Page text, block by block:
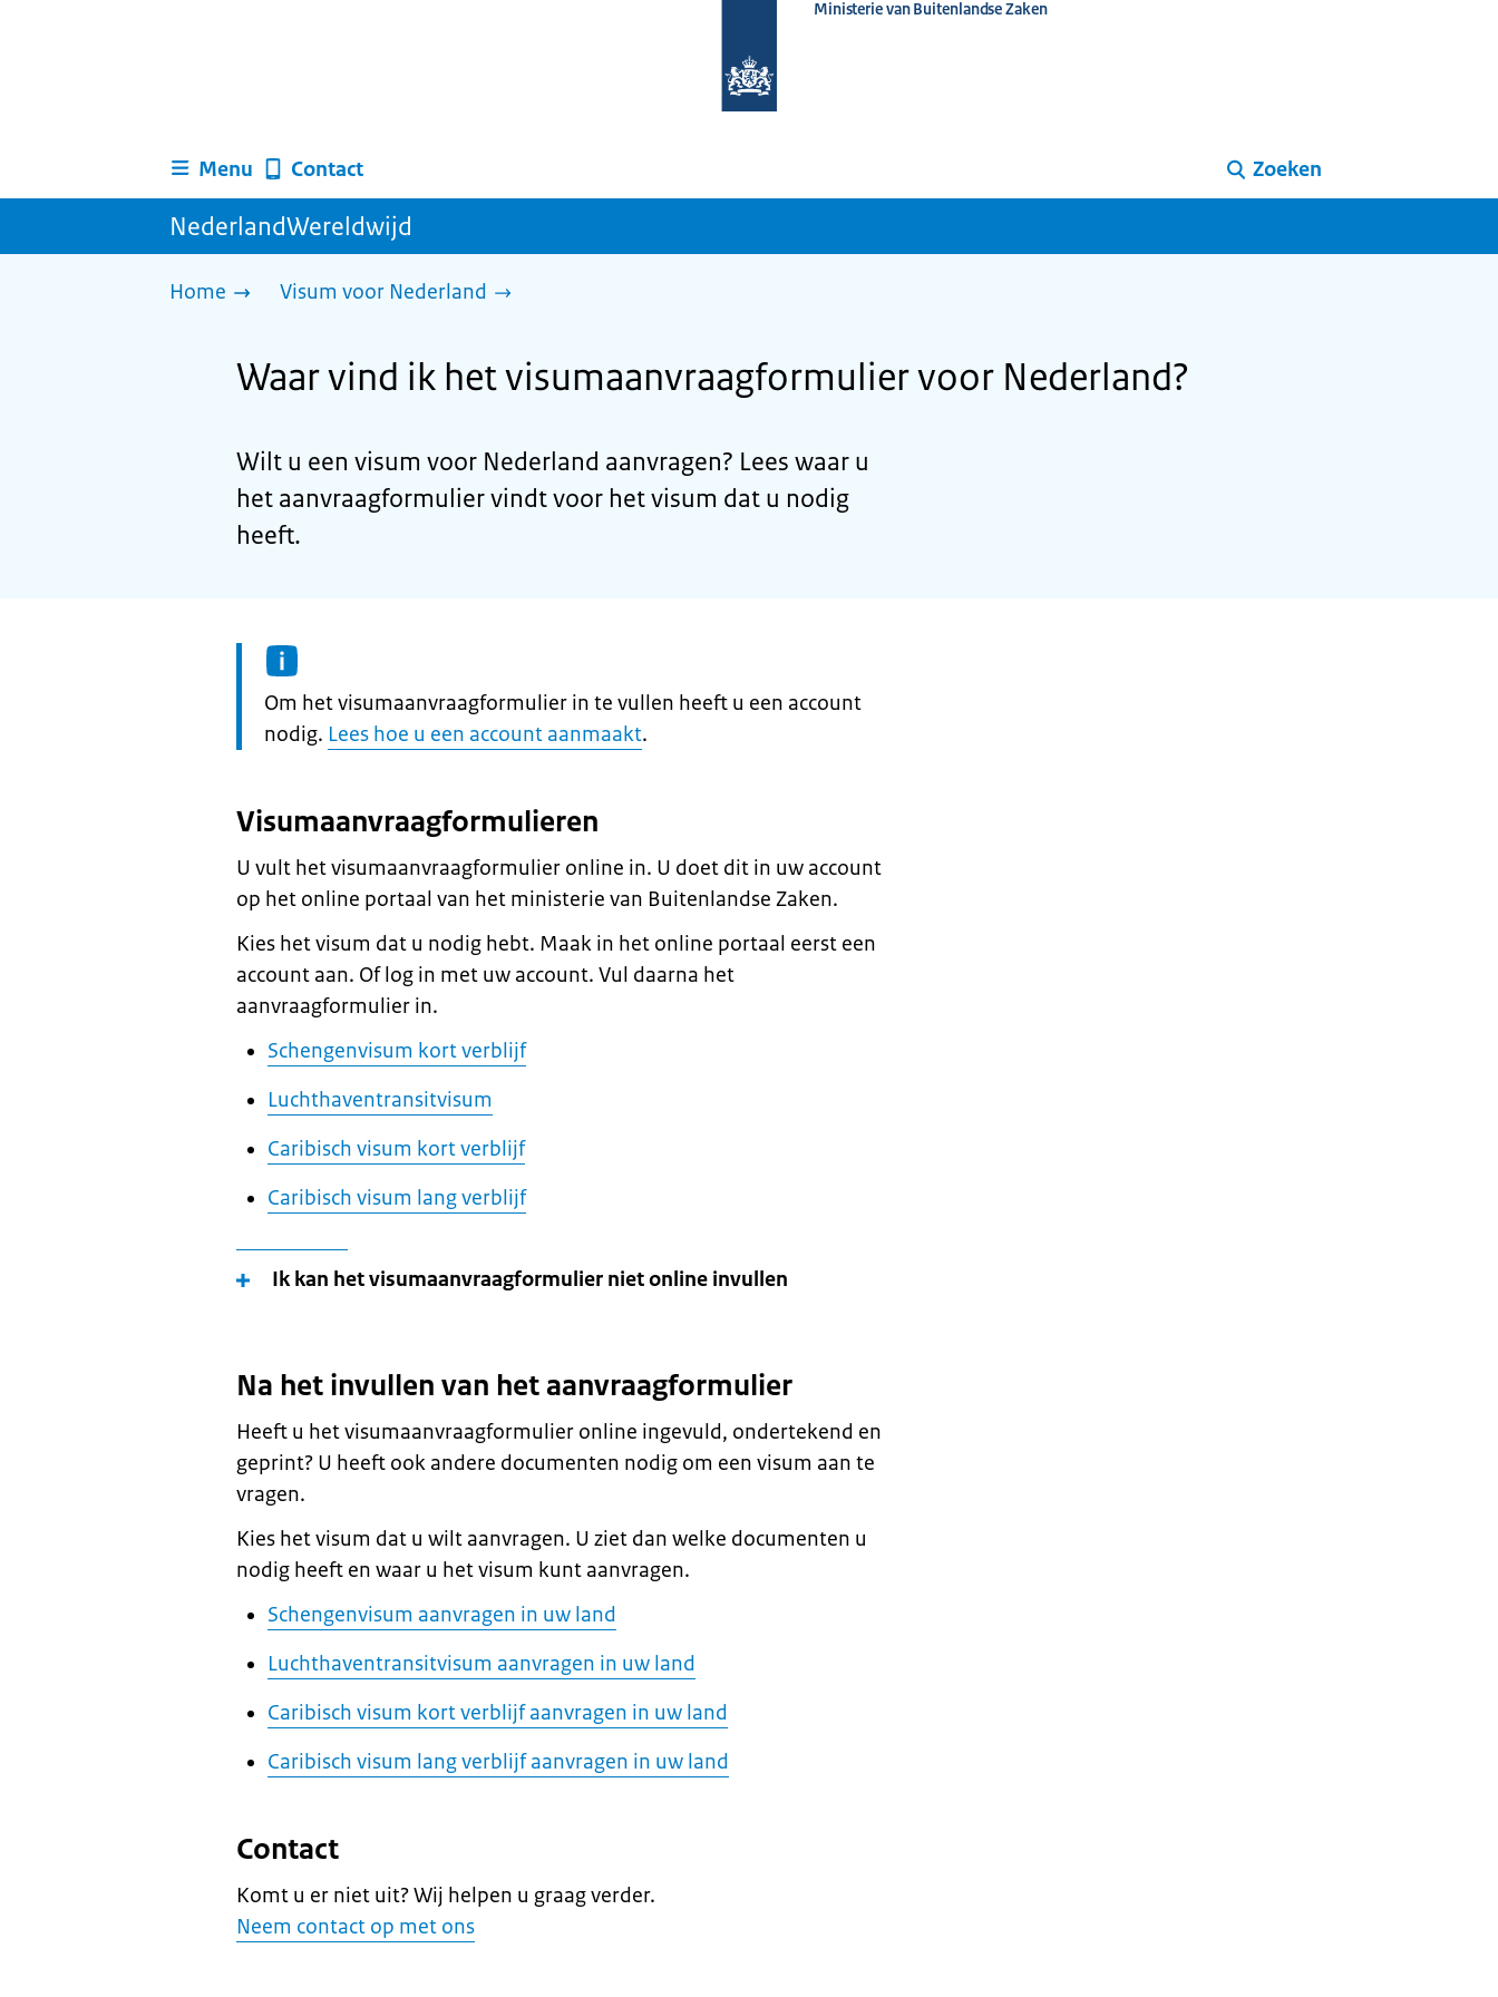
homepage
Ministerie van Buitenlandse Zaken
Menu Contact Zoeken
NederlandWereldwijd
Home Visum voor Nederland
Waar vind ik het visumaanvraagformulier voor Nederland?
Wilt u een visum voor Nederland aanvragen? Lees waar u
het aanvraagformulier vindt voor het visum dat u nodig
heeft.
Informatie:
Om het visumaanvraagformulier in te vullen heeft u een account
nodig. Lees hoe u een account aanmaakt.
Visumaanvraagformulieren
U vult het visumaanvraagformulier online in. U doet dit in uw account
op het online portaal van het ministerie van Buitenlandse Zaken.
Kies het visum dat u nodig hebt. Maak in het online portaal eerst een
account aan. Of log in met uw account. Vul daarna het
aanvraagformulier in.
Schengenvisum kort verblijf
Luchthaventransitvisum
Caribisch visum kort verblijf
Caribisch visum lang verblijf
Ik kan het visumaanvraagformulier niet online invullen
Na het invullen van het aanvraagformulier
Heeft u het visumaanvraagformulier online ingevuld, ondertekend en
geprint? U heeft ook andere documenten nodig om een visum aan te
vragen.
Kies het visum dat u wilt aanvragen. U ziet dan welke documenten u
nodig heeft en waar u het visum kunt aanvragen.
Schengenvisum aanvragen in uw land
Luchthaventransitvisum aanvragen in uw land
Caribisch visum kort verblijf aanvragen in uw land
Caribisch visum lang verblijf aanvragen in uw land
Contact
Komt u er niet uit? Wij helpen u graag verder.
Neem contact op met ons